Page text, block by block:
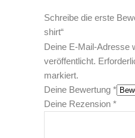
Schreibe die erste
shirt“
Deine E-Mail-Adresse
veröffentlicht.
markiert.
Deine Bewertung *
Deine Rezension *